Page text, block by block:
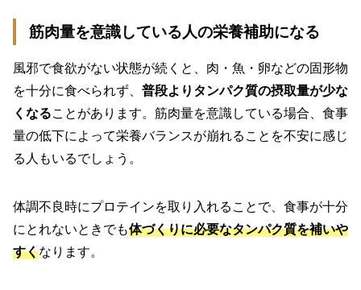
筋肉量を意識している人の栄養補助になる
風邪で食欲がない状態が続くと、肉・魚・卵などの固形物
を十分に食べられず、 普段よりタンパク質の摂取量が少な
くなることがあります。筋肉量を意識している場合、食事
量の低下によって栄養バランスが崩れることを不安に感じ
る人もいるでしょう。
体調不良時にプロテインを取り入れることで、食事が十分
にとれないときでも体づくりに必要なタンパク質を補いや
すくなります。